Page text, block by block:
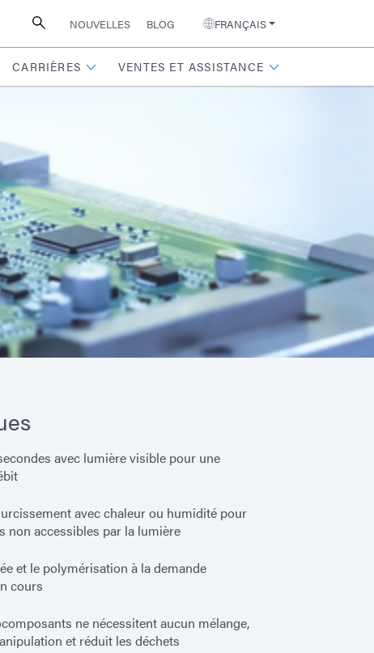
NOUVELLES BLOG FRANÇAIS
CARRIÈRES VENTES ET ASSISTANCE
avec lumière visible pour une
avec chaleur ou humidité pour
non accessibles par la lumière
et le polymérisation à la demande
cours
ne nécessitent aucun mélange,
et réduit les déchets